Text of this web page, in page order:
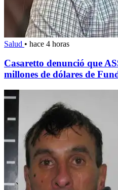
Salud • hace 4 horas
Casaretto denunció que
millones de dólares de